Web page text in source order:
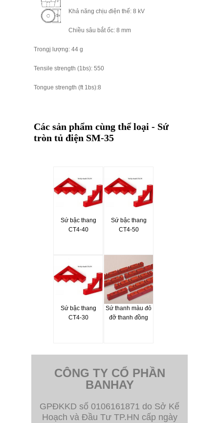
Khả năng chịu điện thế: 8 kV
Chiều sâu bắt ốc: 8 mm
Trongj lượng: 44 g
Tensile strength (1bs): 550
Tongue strength (ft 1bs):8
Các sản phẩm cùng thể loại - Sứ
tròn tủ điện SM-35
Sứ bậc thang
CT4-40
Sứ bậc thang
CT4-50
Sứ bậc thang
CT4-30
Sứ thanh màu đỏ
đỡ thanh đồng
CÔNG TY CỔ PHẦN
BANHAY
GPĐKKD số 0106161871 do Sở Kế
Hoạch và Đầu Tư TP.HN cấp ngày